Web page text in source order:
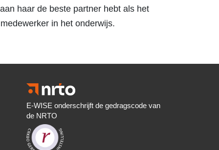
haar de beste partner hebt als het
in het onderwijs.
E-WISE onderschrijft de gedragscode van
de NRTO